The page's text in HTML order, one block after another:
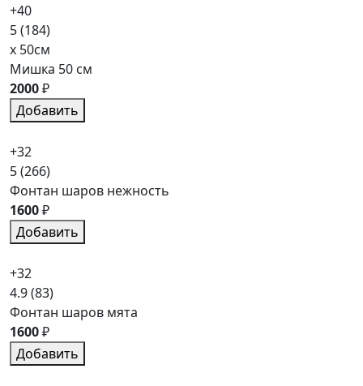
+40
5(184)
x 50см
Мишка 50 см
2000₽
Добавить
+32
5(266)
Фонтан шаров нежность
1600₽
Добавить
+32
4.9(83)
Фонтан шаров мята
1600₽
Добавить